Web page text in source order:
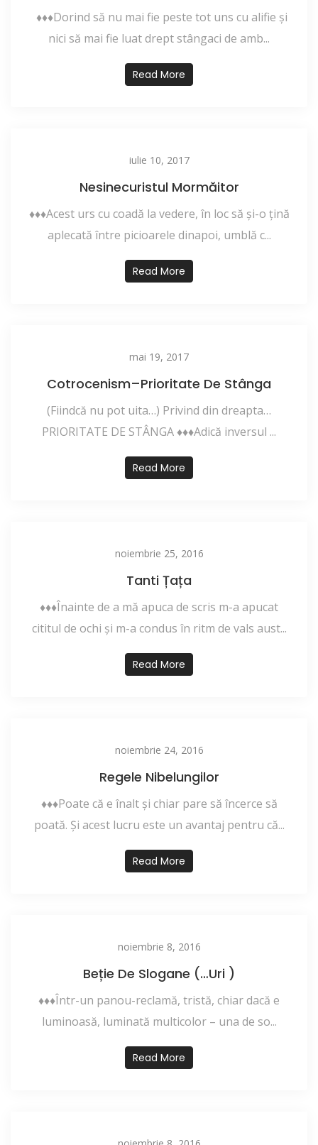
♦♦♦Dorind să nu mai fie peste tot uns cu alifie şi
nici să mai fie luat drept stângaci de amb...
Read More
iulie 10, 2017
Nesinecuristul Mormăitor
♦♦♦Acest urs cu coadă la vedere, în loc să şi-o ţină
aplecată între picioarele dinapoi, umblă c...
Read More
mai 19, 2017
Cotrocenism–Prioritate De Stânga
(Fiindcă nu pot uita…) Privind din dreapta…
PRIORITATE DE STÂNGA ♦♦♦Adică inversul ...
Read More
noiembrie 25, 2016
Tanti Țața
♦♦♦Înainte de a mă apuca de scris m-a apucat
cititul de ochi şi m-a condus în ritm de vals aust...
Read More
noiembrie 24, 2016
Regele Nibelungilor
♦♦♦Poate că e înalt și chiar pare să încerce să
poată. Și acest lucru este un avantaj pentru că...
Read More
noiembrie 8, 2016
Beție De Slogane (…uri )
♦♦♦Într-un panou-reclamă, tristă, chiar dacă e
luminoasă, luminată multicolor – una de so...
Read More